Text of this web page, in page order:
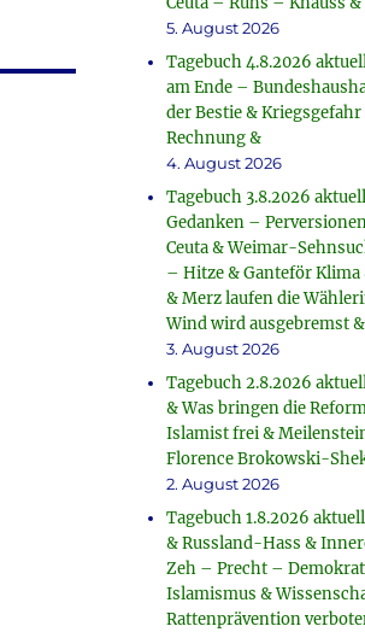
5. August 2026
Tagebuch 4.8.2026
am Ende –
der Bestie & Kriegsgefahr
Rechnung &
4. August 2026
Tagebuch 3.8.2026
Gedanken –
Ceuta & Weimar-
– Hitze & Ganteför
& Merz laufen die
Wind wird ausgebremst
3. August 2026
Tagebuch 2.8.2026
& Was bringen die
Islamist frei &
Florence Brokowski-
2. August 2026
Tagebuch 1.8.2026
& Russland-Hass &
Zeh – Precht –
Islamismus &
Rattenprävention